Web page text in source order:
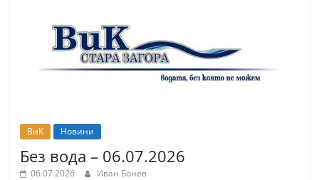
ВиК Новини
Без вода – 06.07.2026
06.07.2026 Иван Бонев